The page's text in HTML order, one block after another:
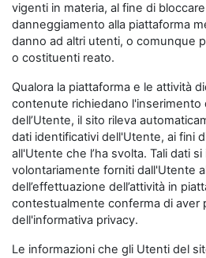
vigenti in materia, al fine di
danneggiamento alla piattaforma
danno ad altri utenti, o comunque
o costituenti reato.
Qualora la piattaforma e le attività
contenute richiedano l'inserimento
dell’Utente, il sito rileva
dati identificativi dell'Utente, ai fini
all'Utente che l’ha svolta. Tali dati
volontariamente forniti dall'Utente
dell’effettuazione dell’attività in
contestualmente conferma di aver
dell'informativa privacy.
Le informazioni che gli Utenti del